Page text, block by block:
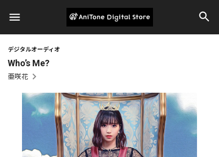
デジタルオーディオ
Who’s Me?
亜咲花